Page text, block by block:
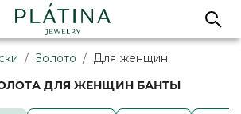
/ Золото / Для женщин
ДЛЯ ЖЕНЩИН БАНТЫ